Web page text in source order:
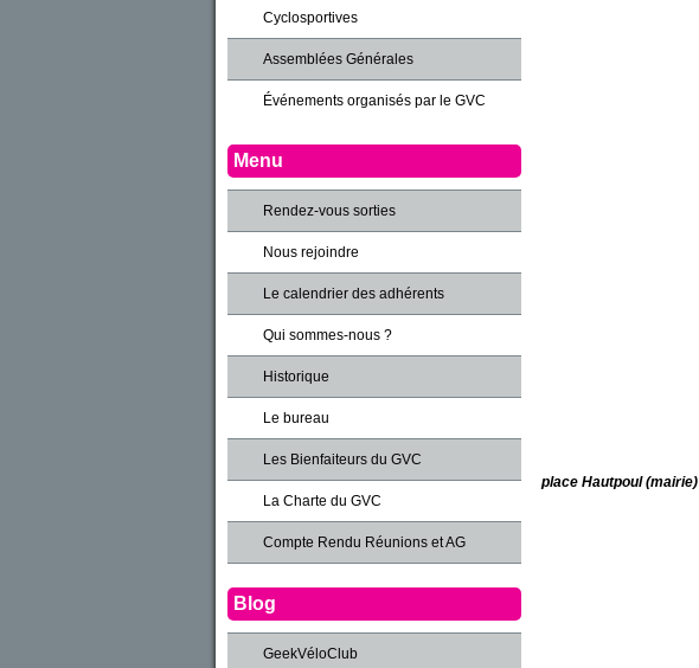
place Hautpoul (mairie)
Cyclosportives
Assemblées Générales
Événements organisés par le GVC
Menu
Rendez-vous sorties
Nous rejoindre
Le calendrier des adhérents
Qui sommes-nous ?
Historique
Le bureau
Les Bienfaiteurs du GVC
La Charte du GVC
Compte Rendu Réunions et AG
Blog
GeekVéloClub